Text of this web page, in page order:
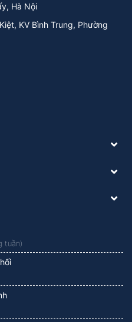
Hà Nội
KV Bình Trung, Phường
tuần)